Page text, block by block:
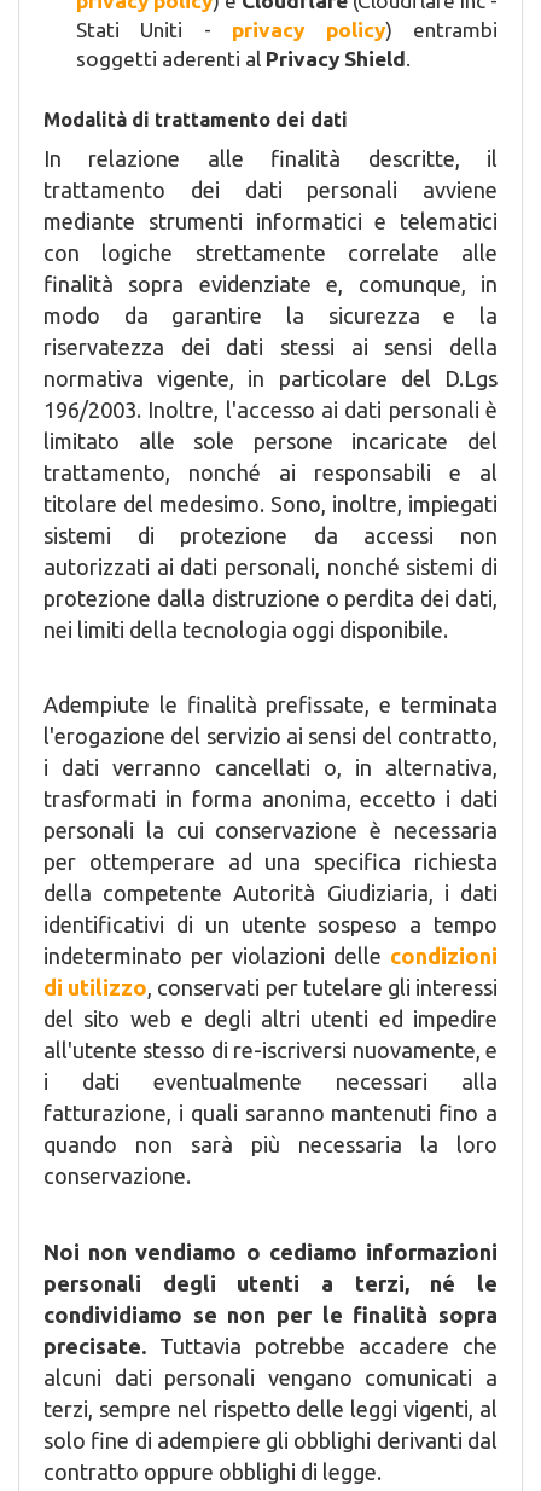
Stati Uniti - privacy policy) entrambi
soggetti aderenti al Privacy Shield.
Modalità di trattamento dei dati
In relazione alle finalità descritte, il
trattamento dei dati personali avviene
mediante strumenti informatici e telematici
con logiche strettamente correlate alle
finalità sopra evidenziate e, comunque, in
modo da garantire la sicurezza e la
riservatezza dei dati stessi ai sensi della
normativa vigente, in particolare del D.Lgs
196/2003. Inoltre, l'accesso ai dati personali è
limitato alle sole persone incaricate del
trattamento, nonché ai responsabili e al
titolare del medesimo. Sono, inoltre, impiegati
sistemi di protezione da accessi non
autorizzati ai dati personali, nonché sistemi di
protezione dalla distruzione o perdita dei dati,
nei limiti della tecnologia oggi disponibile.
Adempiute le finalità prefissate, e terminata
l'erogazione del servizio ai sensi del contratto,
i dati verranno cancellati o, in alternativa,
trasformati in forma anonima, eccetto i dati
personali la cui conservazione è necessaria
per ottemperare ad una specifica richiesta
della competente Autorità Giudiziaria, i dati
identificativi di un utente sospeso a tempo
indeterminato per violazioni delle condizioni
di utilizzo, conservati per tutelare gli interessi
del sito web e degli altri utenti ed impedire
all'utente stesso di re-iscriversi nuovamente, e
i dati eventualmente necessari alla
fatturazione, i quali saranno mantenuti fino a
quando non sarà più necessaria la loro
conservazione.
Noi non vendiamo o cediamo informazioni
personali degli utenti a terzi, né le
condividiamo se non per le finalità sopra
precisate. Tuttavia potrebbe accadere che
alcuni dati personali vengano comunicati a
terzi, sempre nel rispetto delle leggi vigenti, al
solo fine di adempiere gli obblighi derivanti dal
contratto oppure obblighi di legge.